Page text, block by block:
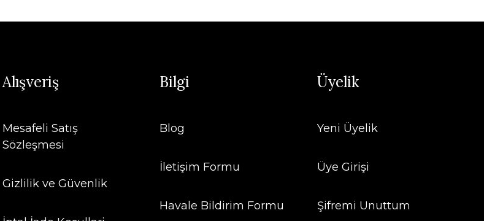
Alışveriş
Mesafeli Satış
Sözleşmesi
Gizlilik ve Güvenlik
Bilgi
Blog
İletişim Formu
Havale Bildirim Formu
Üyelik
Yeni Üyelik
Üye Girişi
Şifremi Unuttum